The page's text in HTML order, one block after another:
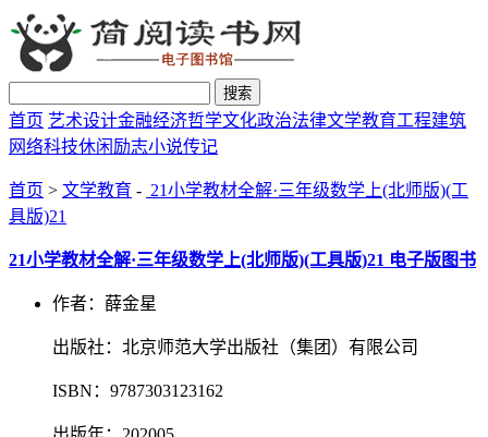
搜索
首页 艺术设计金融经济哲学文化政治法律文学教育工程建筑
网络科技休闲励志小说传记
首页 > 文学教育 - 21小学教材全解·三年级数学上(北师版)(工
具版)21
21小学教材全解·三年级数学上(北师版)(工具版)21 电子版图书
作者：薛金星
出版社：北京师范大学出版社（集团）有限公司
ISBN：9787303123162